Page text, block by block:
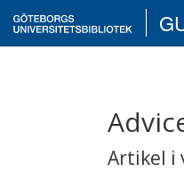
Artikel i